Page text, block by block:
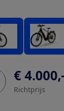
€
Richtprijs